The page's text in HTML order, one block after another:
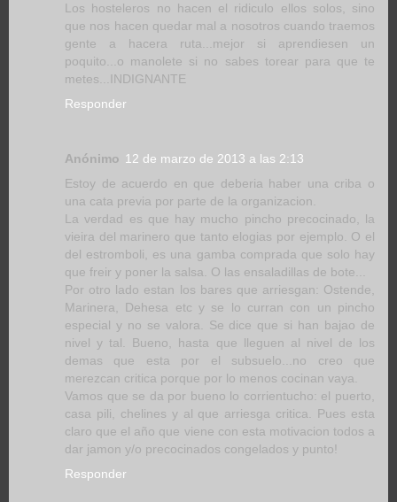
Los hosteleros no hacen el ridiculo ellos solos, sino
que nos hacen quedar mal a nosotros cuando traemos
gente a hacera ruta...mejor si aprendiesen un
poquito...o manolete si no sabes torear para que te
metes...INDIGNANTE
Responder
Anónimo 12 de marzo de 2013 a las 2:13
Estoy de acuerdo en que deberia haber una criba o
una cata previa por parte de la organizacion.
La verdad es que hay mucho pincho precocinado, la
vieira del marinero que tanto elogias por ejemplo. O el
del estromboli, es una gamba comprada que solo hay
que freir y poner la salsa. O las ensaladillas de bote...
Por otro lado estan los bares que arriesgan: Ostende,
Marinera, Dehesa etc y se lo curran con un pincho
especial y no se valora. Se dice que si han bajao de
nivel y tal. Bueno, hasta que lleguen al nivel de los
demas que esta por el subsuelo...no creo que
merezcan critica porque por lo menos cocinan vaya.
Vamos que se da por bueno lo corrientucho: el puerto,
casa pili, chelines y al que arriesga critica. Pues esta
claro que el año que viene con esta motivacion todos a
dar jamon y/o precocinados congelados y punto!
Responder